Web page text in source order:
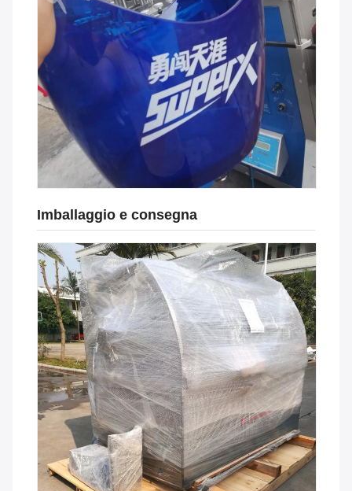
Imballaggio e consegna